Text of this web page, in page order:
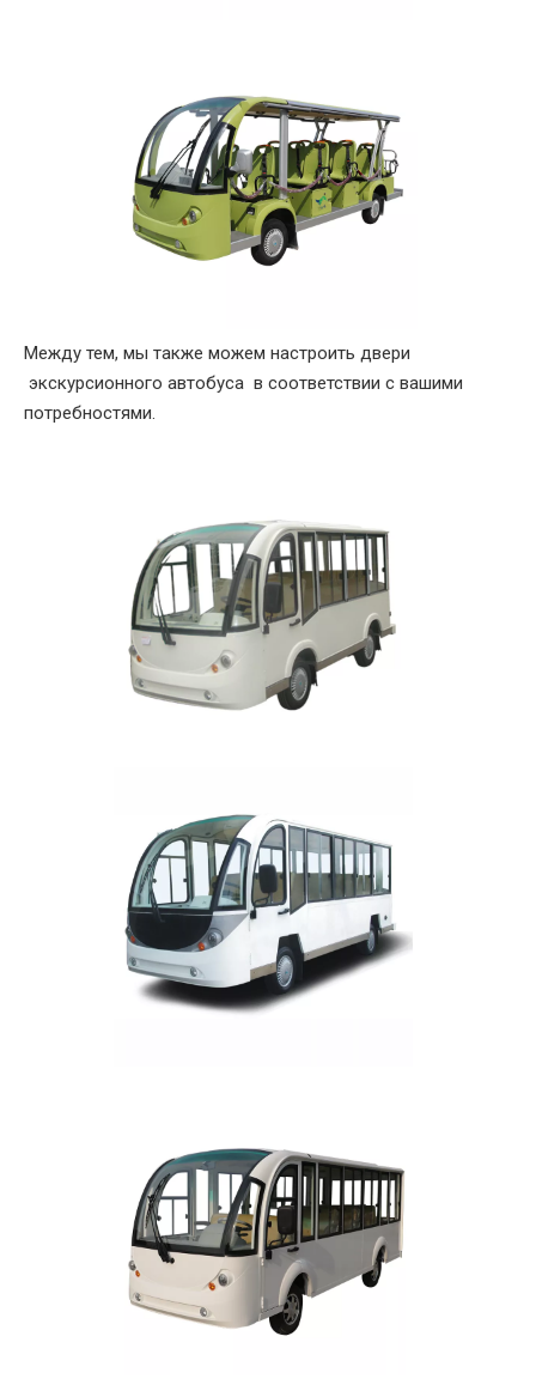
Между тем, мы также можем настроить двери
экскурсионного автобуса в соответствии с вашими
потребностями.